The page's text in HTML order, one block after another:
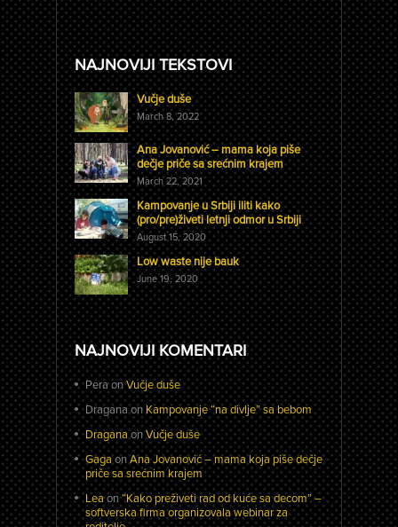
NAJNOVIJI TEKSTOVI
Vučje duše
March 8, 2022
Ana Jovanović – mama koja piše
dečje priče sa srećnim krajem
March 22, 2021
Kampovanje u Srbiji iliti kako
(pro/pre)živeti letnji odmor u Srbiji
August 15, 2020
Low waste nije bauk
June 19, 2020
NAJNOVIJI KOMENTARI
PeraonVučje duše
DraganaonKampovanje “na divlje” sa bebom
DraganaonVučje duše
GagaonAna Jovanović – mama koja piše dečje
priče sa srećnim krajem
Leaon“Kako preživeti rad od kuće sa decom” –
softverska firma organizovala webinar za